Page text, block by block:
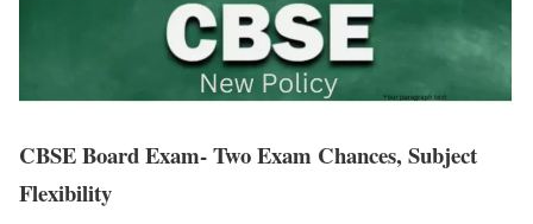
CBSE Board Exam-Two Exam Chances, Subject
Flexibility